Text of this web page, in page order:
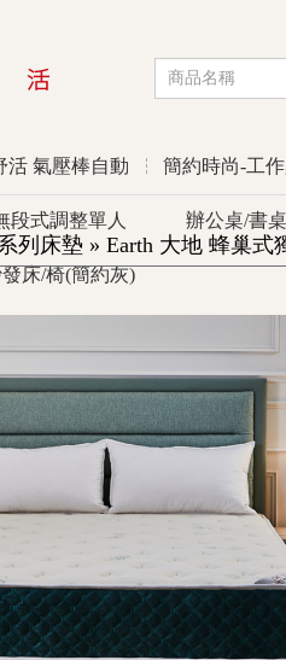
活 氣壓棒自動
段式調整單人
床/椅(簡約灰)
簡約時尚-工
辦公桌/書桌
列床墊 » Earth 大地 蜂巢式